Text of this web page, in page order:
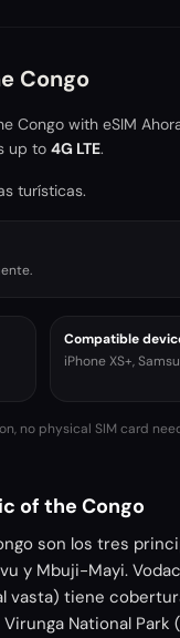
Congo
Congo with eSIM
up to 4G LTE.
turísticas.
Compatible
iPhone XS+,
no physical SIM card
of the Congo
son los tres
y Mbuji-Mayi.
vasta) tiene
National Park